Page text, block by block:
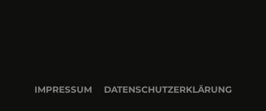
IMPRESSUM DATENSCHUTZERKLÄRUNG